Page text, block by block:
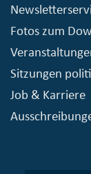
Fotos zum
Sitzungen
Job & Karriere